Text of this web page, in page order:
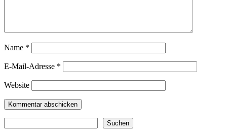
Name *
E-Mail-Adresse *
Website
Suchen